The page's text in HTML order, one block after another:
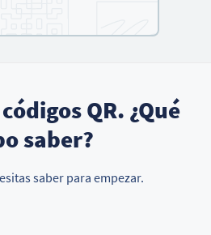
QR. ¿Qué
saber?
saber para empezar.